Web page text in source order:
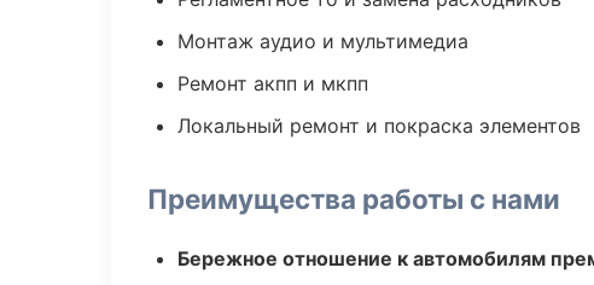
Монтаж аудио и мультимедиа
Ремонт акпп и мкпп
Локальный ремонт и покраска элементов
Преимущества работы с нами
Бережное отношение к автомобилям